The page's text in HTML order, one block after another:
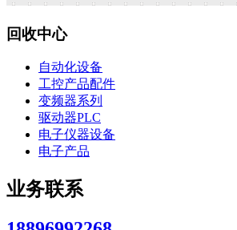
回收中心
自动化设备
工控产品配件
变频器系列
驱动器PLC
电子仪器设备
电子产品
业务联系